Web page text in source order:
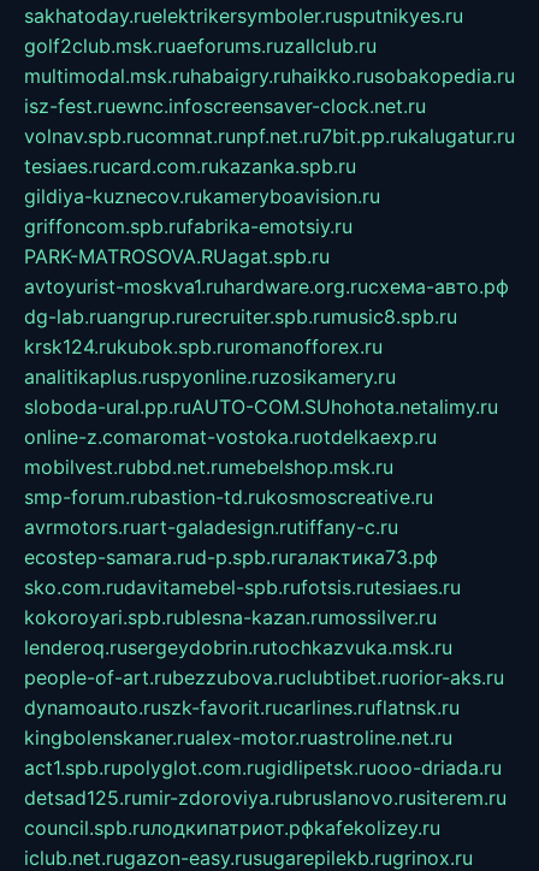
sakhatoday.ruelektrikersymboler.rusputnikyes.ru
golf2club.msk.ruaeforums.ruzallclub.ru
multimodal.msk.ruhabaigry.ruhaikko.rusobakopedia.ru
isz-fest.ruewnc.infoscreensaver-clock.net.ru
volnav.spb.rucomnat.runpf.net.ru7bit.pp.rukalugatur.ru
tesiaes.rucard.com.rukazanka.spb.ru
gildiya-kuznecov.rukameryboavision.ru
griffoncom.spb.rufabrika-emotsiy.ru
PARK-MATROSOVA.RUagat.spb.ru
avtoyurist-moskva1.ruhardware.org.ruсхема-авто.рф
dg-lab.ruangrup.rurecruiter.spb.rumusic8.spb.ru
krsk124.rukubok.spb.ruromanofforex.ru
analitikaplus.ruspyonline.ruzosikamery.ru
sloboda-ural.pp.ruAUTO-COM.SUhohota.netalimy.ru
online-z.comaromat-vostoka.ruotdelkaexp.ru
mobilvest.rubbd.net.rumebelshop.msk.ru
smp-forum.rubastion-td.rukosmoscreative.ru
avrmotors.ruart-galadesign.rutiffany-c.ru
ecostep-samara.rud-p.spb.ruгалактика73.рф
sko.com.rudavitamebel-spb.rufotsis.rutesiaes.ru
kokoroyari.spb.rublesna-kazan.rumossilver.ru
lenderoq.rusergeydobrin.rutochkazvuka.msk.ru
people-of-art.rubezzubova.ruclubtibet.ruorior-aks.ru
dynamoauto.ruszk-favorit.rucarlines.ruflatnsk.ru
kingbolenskaner.rualex-motor.ruastroline.net.ru
act1.spb.rupolyglot.com.rugidlipetsk.ruooo-driada.ru
detsad125.rumir-zdoroviya.rubruslanovo.rusiterem.ru
council.spb.ruлодкипатриот.рфkafekolizey.ru
iclub.net.rugazon-easy.rusugarepilekb.rugrinox.ru